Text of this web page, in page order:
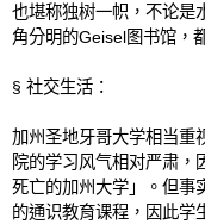
教育优势
留学生活
问答集
也堪称独树一帜，不论是
角分明的Geisel图书馆，
§ 社交生活：
加州圣地牙哥大学相当重
院的学习风气相对严肃，
死亡的加州大学」。但事
的通识教育课程，因此学